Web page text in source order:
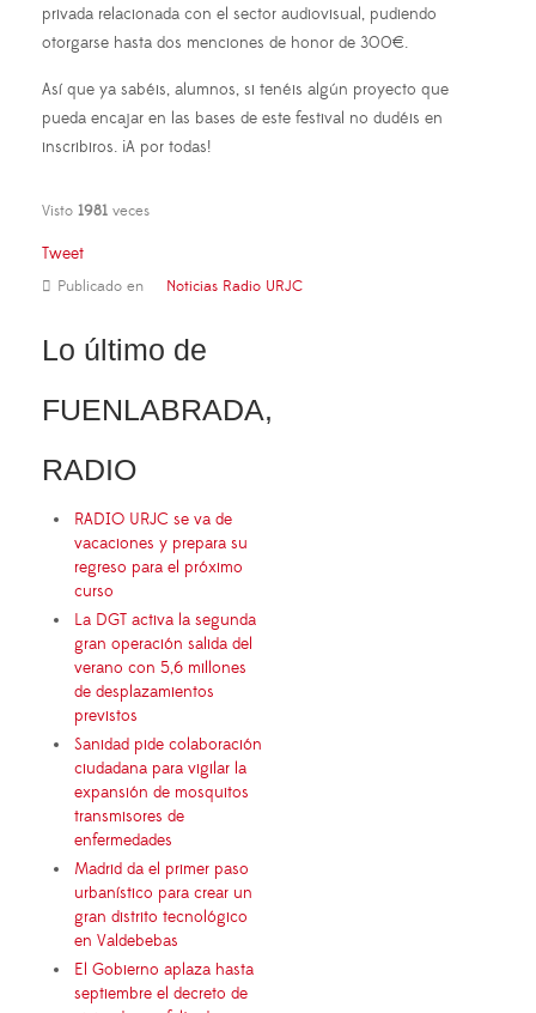
privada relacionada con el sector audiovisual, pudiendo
otorgarse hasta dos menciones de honor de 300€.
Así que ya sabéis, alumnos, si tenéis algún proyecto que
pueda encajar en las bases de este festival no dudéis en
inscribiros. ¡A por todas!
Visto 1981 veces
Tweet
Publicado en Noticias Radio URJC
Lo último de
FUENLABRADA,
RADIO
RADIO URJC se va de
vacaciones y prepara su
regreso para el próximo
curso
La DGT activa la segunda
gran operación salida del
verano con 5,6 millones
de desplazamientos
previstos
Sanidad pide colaboración
ciudadana para vigilar la
expansión de mosquitos
transmisores de
enfermedades
Madrid da el primer paso
urbanístico para crear un
gran distrito tecnológico
en Valdebebas
El Gobierno aplaza hasta
septiembre el decreto de